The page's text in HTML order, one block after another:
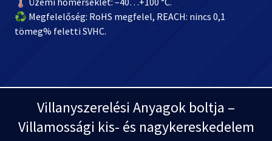
♻️ Megfelelőség: RoHS megfelel, REACH: nincs 0,1
tömeg% feletti SVHC.
Villanyszerelési Anyagok boltja –
Villamossági kis- és nagykereskedelem